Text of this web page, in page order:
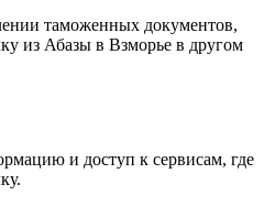
таможенных документов,
из Абазы в Взморье в другом
и доступ к сервисам, где